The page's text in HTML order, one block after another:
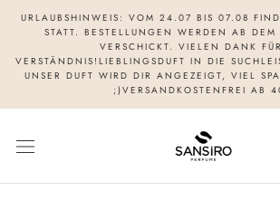
URLAUBSHINWEIS: VOM 24.07 BIS 07.08
STATT. BESTELLUNGEN WERDEN AB
VERSCHICKT. VIELEN DANK
VERSTÄNDNIS!LIEBLINGSDUFT IN DIE
UNSER DUFT WIRD DIR ANGEZEIGT, VIEL
;)VERSANDKOSTENFREI AB